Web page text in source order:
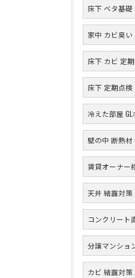
床下 ベタ基
家中 カビ臭い
床下 カビ 定
床下 定期点
冷えた部屋
壁の中 断熱材
賃貸オーナー
天井 結露対策
コンクリート
分譲マンショ
カビ 結露対策